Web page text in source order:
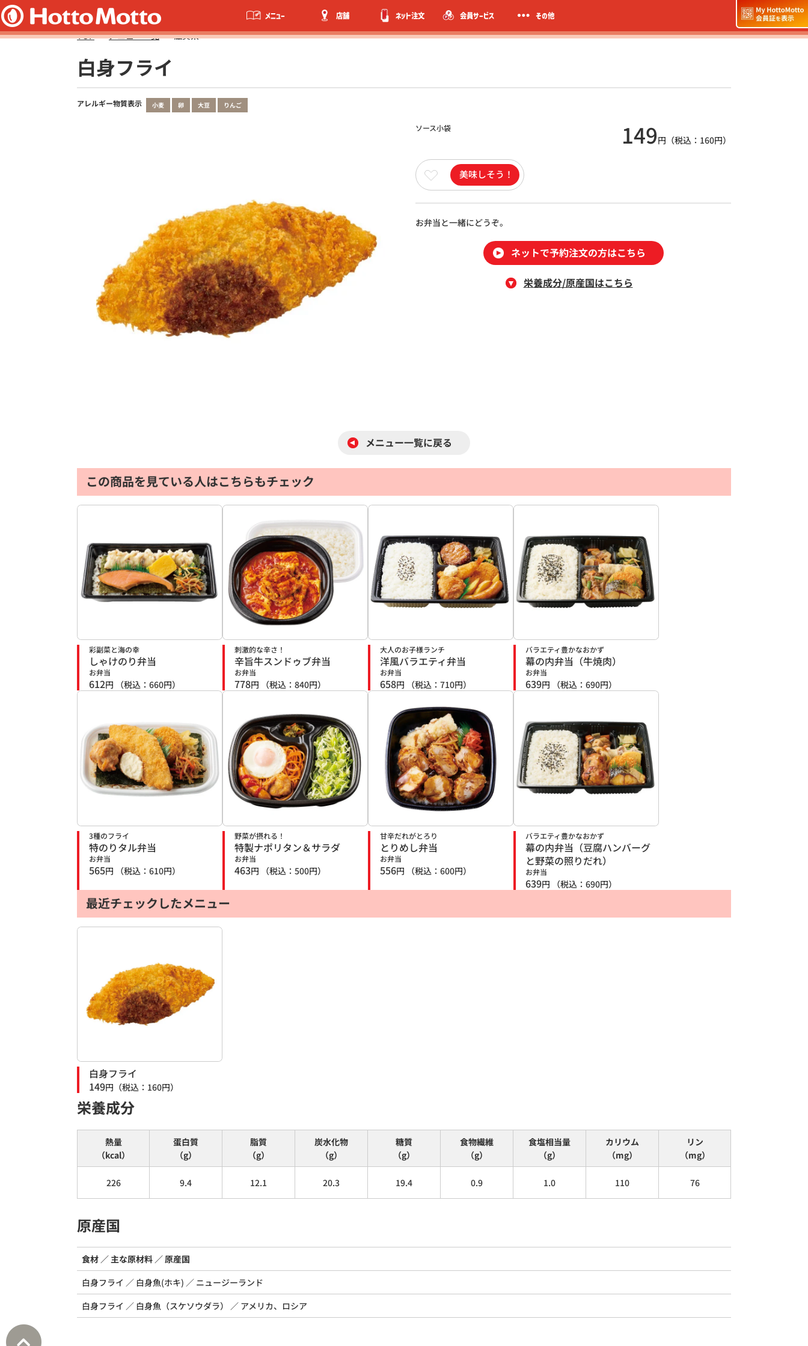
メニュー 店舗 ネット注文 会員サービス その他
TOP メニュー一覧 滋賀県
白身フライ
アレルギー物質表示 小麦 卵 大豆 りんご
ソース小袋 149円（税込： 160円）
美味しそう！
お弁当と一緒にどうぞ。
ネットで予約注文の方はこちら
栄養成分/原産国はこちら
メニュー一覧に戻る
この商品を見ている人はこちらもチェック
彩副菜と海の幸
しゃけのり弁当
お弁当
612円 （税込： 660円）
刺激的な辛さ！
辛旨牛スンドゥブ弁当
お弁当
778円 （税込： 840円）
大人のお子様ランチ
洋風バラエティ弁当
お弁当
658円 （税込： 710円）
バラエティ豊かなおかず
幕の内弁当（牛焼肉）
お弁当
639円 （税込： 690円）
3種のフライ
特のりタル弁当
お弁当
565円 （税込： 610円）
野菜が摂れる！
特製ナポリタン＆サラダ
お弁当
463円 （税込： 500円）
甘辛だれがとろり
とりめし弁当
お弁当
556円 （税込： 600円）
バラエティ豊かなおかず
幕の内弁当（豆腐ハンバーグ
と野菜の照りだれ）
お弁当
639円 （税込： 690円）
最近チェックしたメニュー
白身フライ
149円 （税込： 160円）
栄養成分
熱量
（kcal）
226
蛋白質
（g）
9.4
脂質
（g）
12.1
炭水化物
（g）
20.3
糖質
（g）
19.4
食物繊維
（g）
0.9
食塩相当量
（g）
1.0
カリウム
（mg）
110
リン
（mg）
76
原産国
食材 主な原材料
原産国
白身フライ
白身魚(ホキ)
ニュージーランド
白身フライ
白身魚（スケソウダラ） アメリカ、ロシア